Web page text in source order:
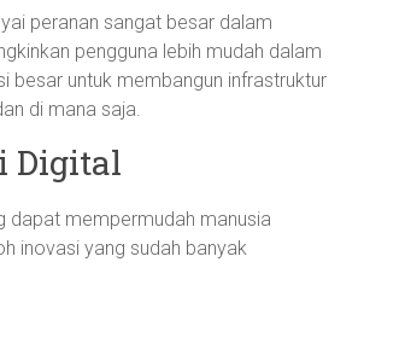
peranan sangat besar dalam
pengguna lebih mudah dalam
besar untuk membangun infrastruktur
di mana saja.
Digital
dapat mempermudah manusia
inovasi yang sudah banyak